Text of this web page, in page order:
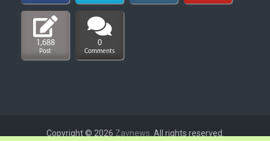
1,688
Post
0
Comments
Copyright © 2026 Zavnews. All rights reserved.